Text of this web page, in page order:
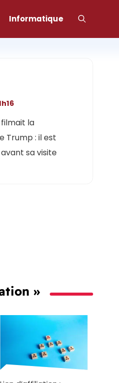
Informatique
la
Trump : il est
sa visite
»